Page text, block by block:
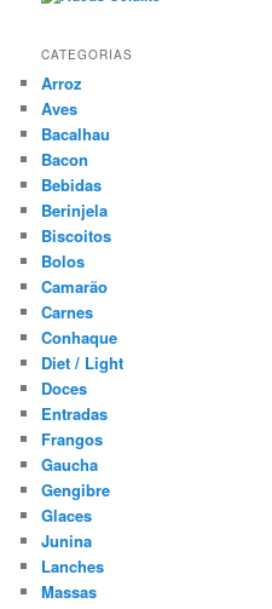
CATEGORIAS
Arroz
Aves
Bacalhau
Bacon
Bebidas
Berinjela
Biscoitos
Bolos
Camarão
Carnes
Conhaque
Diet / Light
Doces
Entradas
Frangos
Gaucha
Gengibre
Glaces
Junina
Lanches
Massas